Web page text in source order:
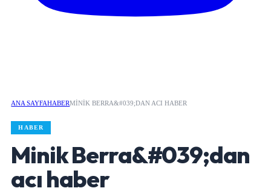
ANA SAYFAHABERMINIK BERRA&#039;DAN ACI HABER
HABER
Minik Berra&#039;dan
acı haber